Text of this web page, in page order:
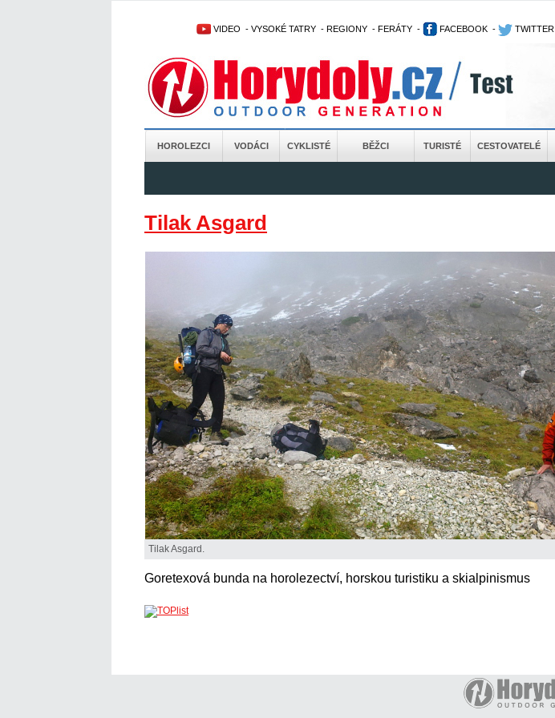
VIDEO - VYSOKÉ TATRY - REGIONY - FERÁTY - FACEBOOK - TWITTER
HOROLEZCI VODÁCI CYKLISTÉ BĚŽCI TURISTÉ CESTOVATELÉ
Tilak Asgard
Tilak Asgard.
Goretexová bunda na horolezectví, horskou turistiku a skialpinismus